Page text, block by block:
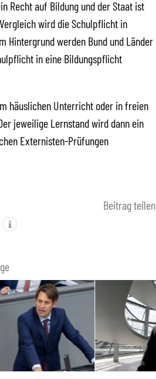
Recht auf Bildung und der Staat ist
wird die Schulpflicht in
Hintergrund werden Bund und Länder
in eine Bildungspflicht
häuslichen Unterricht oder in freien
jeweilige Lernstand wird dann ein
Externisten-Prüfungen
Beitrag teilen